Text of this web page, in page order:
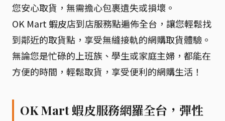
您安心取貨，無需擔心包裹遺失或損壞。
OK Mart 蝦皮店到店服務點遍佈全台，讓您輕鬆找
到鄰近的取貨點，享受無縫接軌的網購取貨體驗。
無論您是忙碌的上班族、學生或家庭主婦，都能在
方便的時間，輕鬆取貨，享受便利的網購生活！
OK Mart 蝦皮服務網羅全台，彈性